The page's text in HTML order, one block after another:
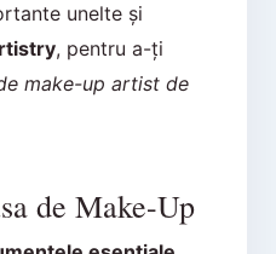
unelte și
, pentru a-ți
make-up artist de
de Make-Up